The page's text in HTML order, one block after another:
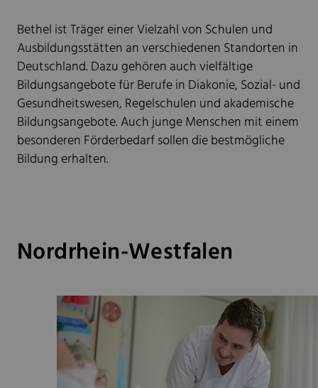
Bethel ist Träger einer Vielzahl von Schulen und
Ausbildungsstätten an verschiedenen Standorten in
Deutschland. Dazu gehören auch vielfältige
Bildungsangebote für Berufe in Diakonie, Sozial- und
Gesundheitswesen, Regelschulen und akademische
Bildungsangebote. Auch junge Menschen mit einem
besonderen Förderbedarf sollen die bestmögliche
Bildung erhalten.
Nordrhein-Westfalen